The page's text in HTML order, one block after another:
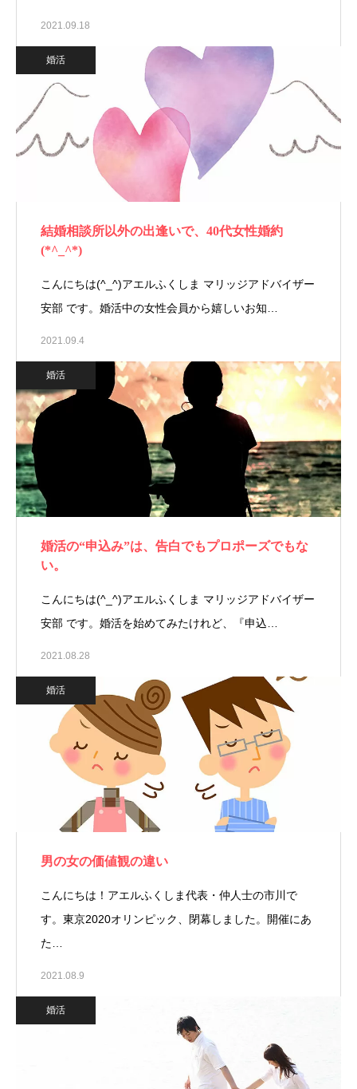
2021.09.18
婚活
結婚相談所以外の出逢いで、40代女性婚約
(*^_^*)
こんにちは(^_^)アエルふくしま マリッジアドバイザー
安部 です。婚活中の女性会員から嬉しいお知…
2021.09.4
婚活
婚活の“申込み”は、告白でもプロポーズでもな
い。
こんにちは(^_^)アエルふくしま マリッジアドバイザー
安部 です。婚活を始めてみたけれど、『申込…
2021.08.28
婚活
男の女の価値観の違い
こんにちは！アエルふくしま代表・仲人士の市川で
す。東京2020オリンピック、閉幕しました。開催にあ
た…
2021.08.9
婚活